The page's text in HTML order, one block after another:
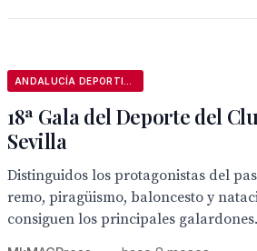
18ª Gala del Deporte del
Sevilla
Distinguidos los protagonistas del
remo, piragüismo, baloncesto y
consiguen los principales